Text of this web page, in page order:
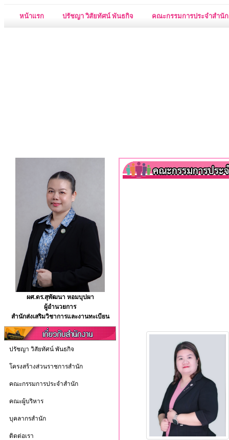
หน้าแรก ปรัชญา วิสัยทัศน์ พันธกิจ คณะกรรมการประจำสำนัก
ผศ.ดร.สุพัฒนา หอมบุปผา
ผู้อำนวยการ
สำนักส่งเสริมวิชาการและงานทะเบียน
ปรัชญา วิสัยทัศน์ พันธกิจ
โครงสร้างส่วนราชการสำนัก
คณะกรรมการประจำสำนัก
คณะผู้บริหาร
บุคลากรสำนัก
ติดต่อเรา